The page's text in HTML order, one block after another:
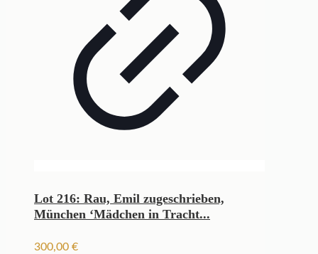
Lot 216: Rau, Emil zugeschrieben,
München ‘Mädchen in Tracht...
300,00 €